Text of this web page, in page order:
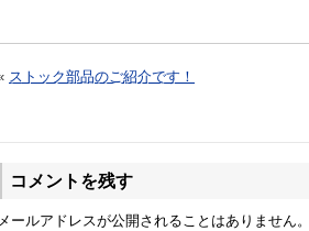
ストック部品のご紹介です！
コメントを残す
メールアドレスが公開されることはありません。